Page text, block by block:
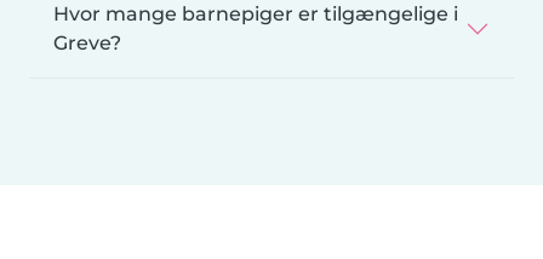
Hvor mange barnepiger er tilgængelige i
Greve?